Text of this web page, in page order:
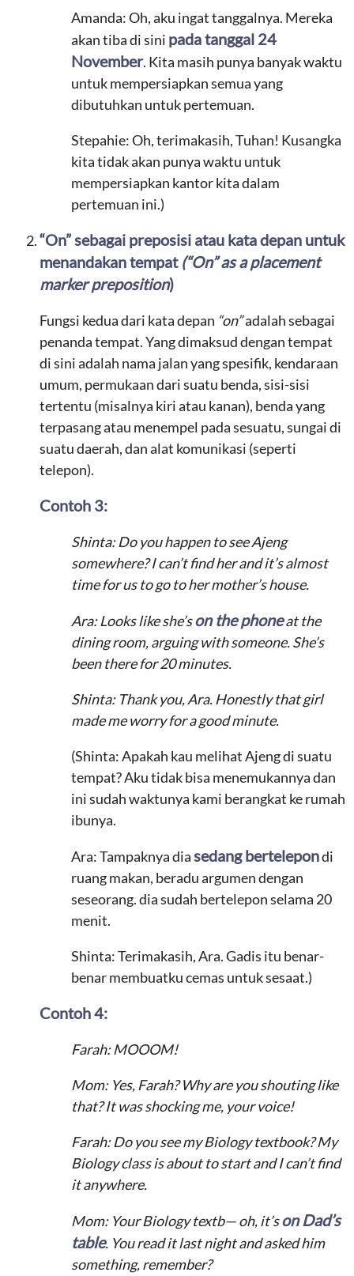
Amanda: Oh, aku ingat tanggalnya. Mereka
akan tiba di sini pada tanggal 24
November. Kita masih punya banyak waktu
untuk mempersiapkan semua yang
dibutuhkan untuk pertemuan.
Stepahie: Oh, terimakasih, Tuhan! Kusangka
kita tidak akan punya waktu untuk
mempersiapkan kantor kita dalam
pertemuan ini.)
“On” sebagai preposisi atau kata depan untuk
menandakan tempat (“On” as a placement
marker preposition)
Fungsi kedua dari kata depan “on”adalah sebagai
penanda tempat. Yang dimaksud dengan tempat
di sini adalah nama jalan yang spesifik, kendaraan
umum, permukaan dari suatu benda, sisi-sisi
tertentu (misalnya kiri atau kanan), benda yang
terpasang atau menempel pada sesuatu, sungai di
suatu daerah, dan alat komunikasi (seperti
telepon).
Contoh 3:
Shinta: Do you happen to see Ajeng
somewhere? I can’t find her and it’s almost
time for us to go to her mother’s house.
Ara: Looks like she’son the phoneat the
dining room, arguing with someone. She’s
been there for 20 minutes.
Shinta: Thank you, Ara. Honestly that girl
made me worry for a good minute.
(Shinta: Apakah kau melihat Ajeng di suatu
tempat? Aku tidak bisa menemukannya dan
ini sudah waktunya kami berangkat ke rumah
ibunya.
Ara: Tampaknya dia sedang bertelepondi
ruang makan, beradu argumen dengan
seseorang. dia sudah bertelepon selama 20
menit.
Shinta: Terimakasih, Ara. Gadis itu benar-
benar membuatku cemas untuk sesaat.)
Contoh 4:
Farah: MOOOM!
Mom: Yes, Farah? Why are you shouting like
that? It was shocking me, your voice!
Farah: Do you see my Biology textbook? My
Biology class is about to start and I can’t find
it anywhere.
Mom: Your Biology textb— oh, it’son Dad’s
table. You read it last night and asked him
something, remember?